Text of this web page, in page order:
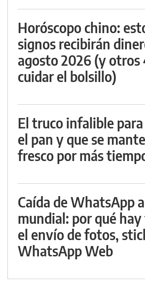
Horóscopo chino:
signos recibirán
agosto 2026 (y otros
cuidar el bolsillo)
El truco infalible
el pan y que se
fresco por más
Caída de WhatsApp
mundial: por qué hay
el envío de fotos,
WhatsApp Web